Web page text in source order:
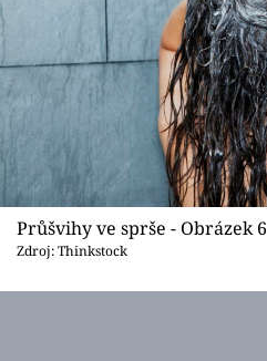
Průšvihy ve sprše - Obrázek 6
Zdroj: Thinkstock